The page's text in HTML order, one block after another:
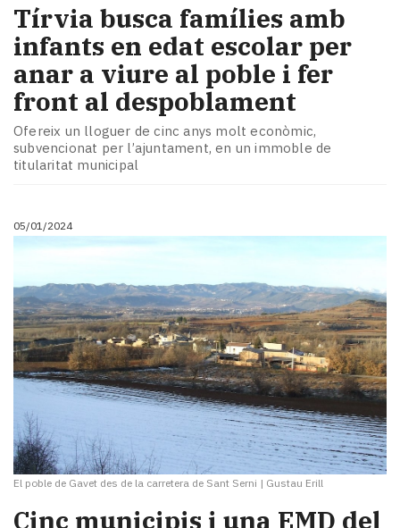
Tírvia busca famílies amb
infants en edat escolar per
anar a viure al poble i fer
front al despoblament
Ofereix un lloguer de cinc anys molt econòmic,
subvencionat per l’ajuntament, en un immoble de
titularitat municipal
05/01/2024
El poble de Gavet des de la carretera de Sant Serni | Gustau Erill
Cinc municipis i una EMD del